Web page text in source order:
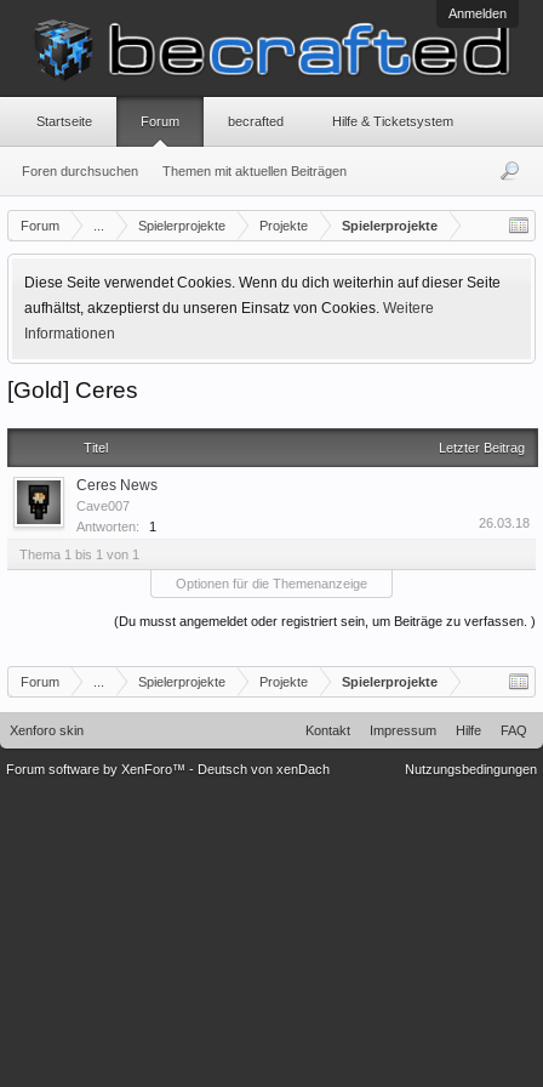
Anmelden
Forum Spielerprojekte Projekte Spielerprojekte
Diese Seite verwendet Cookies. Wenn du dich weiterhin auf dieser Seite
aufhältst, akzeptierst du unseren Einsatz von Cookies. Weitere
Informationen
[Gold] Ceres
Titel Letzter Beitrag
Ceres News
Cave007
Antworten:
1 26.03.18
Thema 1 bis 1 von 1
Optionen für die Themenanzeige
(Du musst angemeldet oder registriert sein, um Beiträge zu verfassen. )
Forum Spielerprojekte Projekte Spielerprojekte
Startseite Forum
Foren durchsuchen Themen mit aktuellen Beiträgen
becrafted Hilfe & Ticketsystem
Xenforo skin Kontakt Impressum Hilfe FAQ
Nutzungsbedingungen
Forum software by XenForo™ - Deutsch von xenDach